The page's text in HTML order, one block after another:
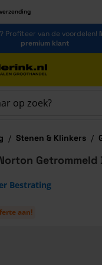
Profiteer van de voordelen!
premium klant
/ Stenen & Klinkers /
aan!
Getrommeld
Bestrating